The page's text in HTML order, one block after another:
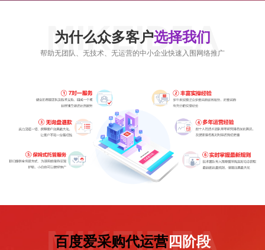
为什么众多客户选择我们
帮助无团队、无技术、无运营的中小企业快速入围网络推广
MIKEIDEA
百度爱采购代运营四阶段